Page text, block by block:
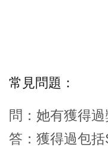
常見問題：
問：她有獲得過
答：獲得過包